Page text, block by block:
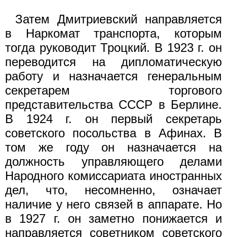
Затем Дмитриевский направляется
в Наркомат транспорта, которым
тогда руководит Троцкий. В 1923 г. он
переводится на дипломатическую
работу и назначается генеральным
секретарем торгового
представительства СССР в Берлине.
В 1924 г. он первый секретарь
советского посольства в Афинах. В
том же году он назначается на
должность управляющего делами
Народного комиссариата иностранных
дел, что, несомненно, означает
наличие у него связей в аппарате. Но
в 1927 г. он заметно понижается и
направляется советником советского